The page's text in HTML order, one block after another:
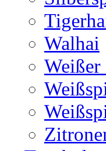
Walhai
Weißer